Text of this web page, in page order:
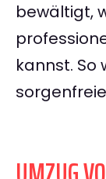
bewältigt,
kannst. So